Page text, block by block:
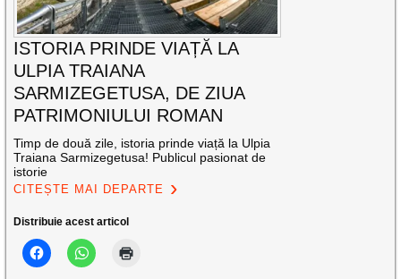
ISTORIA PRINDE VIAȚĂ LA
ULPIA TRAIANA
SARMIZEGETUSA, DE ZIUA
PATRIMONIULUI ROMAN
Timp de două zile, istoria prinde viață la Ulpia
Traiana Sarmizegetusa! Publicul pasionat de
istorie
CITEȘTE MAI DEPARTE
Distribuie acest articol